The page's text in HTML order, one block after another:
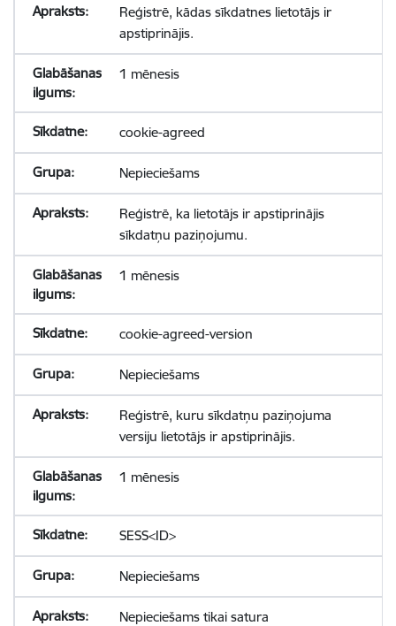
Reģistrē, kādas sīkdatnes lietotājs ir
apstiprinājis.
1 mēnesis
cookie-agreed
Nepieciešams
Reģistrē, ka lietotājs ir apstiprinājis
sīkdatņu paziņojumu.
1 mēnesis
cookie-agreed-version
Nepieciešams
Reģistrē, kuru sīkdatņu paziņojuma
versiju lietotājs ir apstiprinājis.
1 mēnesis
SESS<ID>
Nepieciešams
Nepieciešams tikai satura